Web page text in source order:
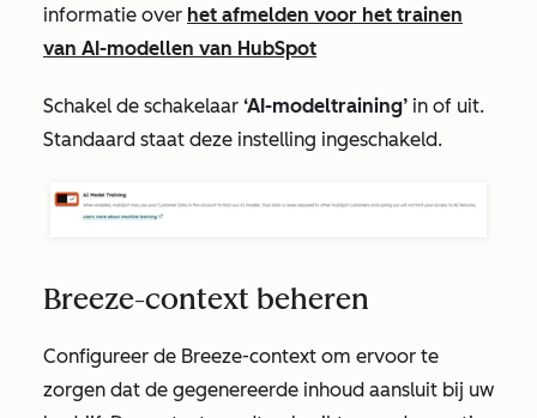
informatie over het afmelden voor het trainen
van AI-modellen van HubSpot
Schakel de schakelaar ‘AI-modeltraining’ in of uit.
Standaard staat deze instelling ingeschakeld.
Breeze-context beheren
Configureer de Breeze-context om ervoor te
zorgen dat de gegenereerde inhoud aansluit bij uw